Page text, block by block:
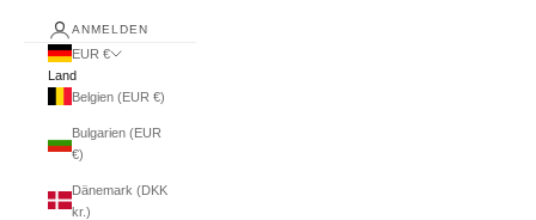
ANMELDEN
EUR €
Land
Belgien (EUR €)
Bulgarien (EUR
€)
Dänemark (DKK
kr.)